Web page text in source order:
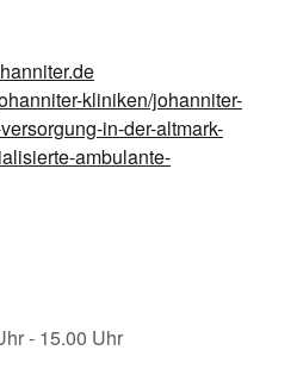
kliniken/johanniter-
in-der-altmark-
ambulante-
- 15.00 Uhr